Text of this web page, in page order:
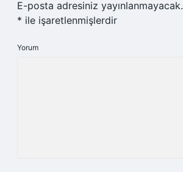
E-posta adresiniz yayınlanmayacak.
* ile işaretlenmişlerdir
Yorum